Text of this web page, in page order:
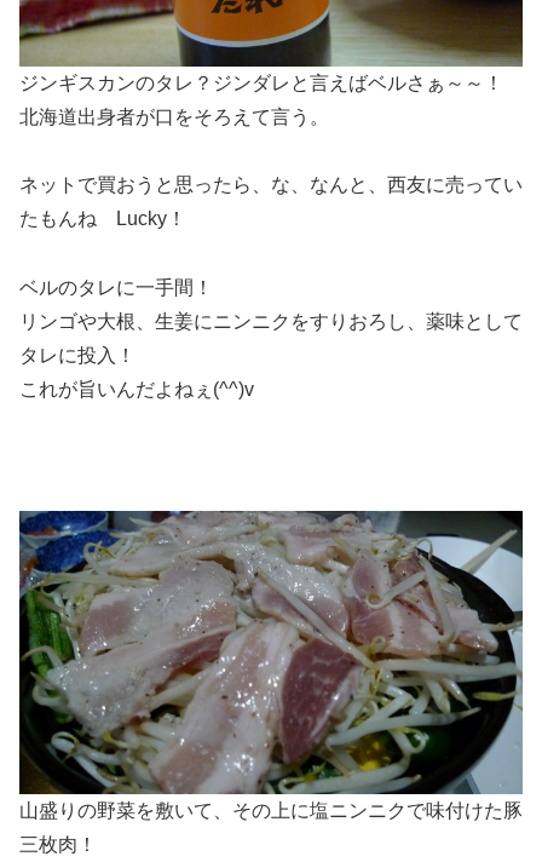
ジンギスカンのタレ？ジンダレと言えばベルさぁ～～！
北海道出身者が口をそろえて言う。
ネットで買おうと思ったら、な、なんと、西友に売ってい
たもんね Lucky！
ベルのタレに一手間！
リンゴや大根、生姜にニンニクをすりおろし、薬味として
タレに投入！
これが旨いんだよねぇ(^^)v
山盛りの野菜を敷いて、その上に塩ニンニクで味付けた豚
三枚肉！